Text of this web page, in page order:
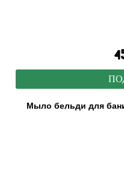
Мыло бельди для